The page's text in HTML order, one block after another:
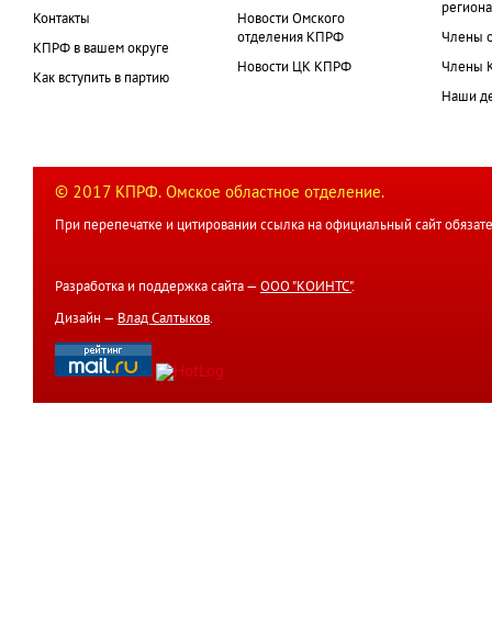
Контакты
КПРФ в вашем округе
Как вступить в партию
Новости Омского
отделения КПРФ
Новости ЦК КПРФ
Члены
Члены
Наши
© 2017 КПРФ. Омское областное отделение.
При перепечатке и цитировании ссылка на официальный сайт
Разработка и поддержка сайта — ООО "КОИНТС".
Дизайн — Влад Салтыков.